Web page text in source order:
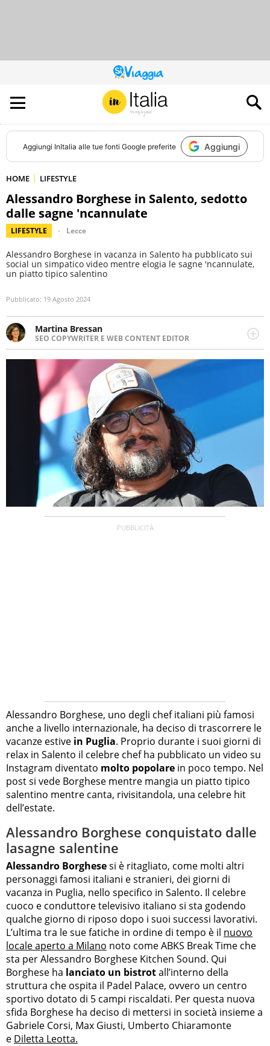
QUESTO
SITO
CONTRIBUISCE
ALL’AUDIENCE
DI
Aggiungi InItalia alle tue fonti Google preferite Aggiungi
HOME LIFESTYLE
Alessandro Borghese in Salento, sedotto
dalle sagne 'ncannulate
LIFESTYLE Lecce
Alessandro Borghese in vacanza in Salento ha pubblicato sui
social un simpatico video mentre elogia le sagne 'ncannulate,
un piatto tipico salentino
Pubblicato: 19 Agosto 2024
Martina Bressan
SEO COPYWRITER E WEB CONTENT EDITOR
Appassionata di viaggi, di trail running e di yoga, ama
scoprire nuovi posti e nuove culture. Curiosa,
determinata e intraprendente adora leggere ma
soprattutto scrivere.
Alessandro Borghese, uno degli chef italiani più famosi
anche a livello internazionale, ha deciso di trascorrere le
vacanze estive in Puglia. Proprio durante i suoi giorni di
relax in Salento il celebre chef ha pubblicato un video su
Instagram diventato molto popolare in poco tempo. Nel
post si vede Borghese mentre mangia un piatto tipico
salentino mentre canta, rivisitandola, una celebre hit
dell’estate.
Alessandro Borghese conquistato dalle
lasagne salentine
Alessandro Borghesesi è ritagliato, come molti altri
personaggi famosi italiani e stranieri, dei giorni di
vacanza in Puglia, nello specifico in Salento. Il celebre
cuoco e conduttore televisivo italiano si sta godendo
qualche giorno di riposo dopo i suoi successi lavorativi.
L’ultima tra le sue fatiche in ordine di tempo è il nuovo
locale aperto a Milano noto come ABKS Break Time che
sta per Alessandro Borghese Kitchen Sound. Qui
Borghese ha lanciato un bistrotall’interno della
struttura che ospita il Padel Palace, ovvero un centro
sportivo dotato di 5 campi riscaldati. Per questa nuova
sfida Borghese ha deciso di mettersi in società insieme a
Gabriele Corsi, Max Giusti, Umberto Chiaramonte
e Diletta Leotta.